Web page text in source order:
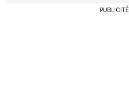
PUBLICITÉ